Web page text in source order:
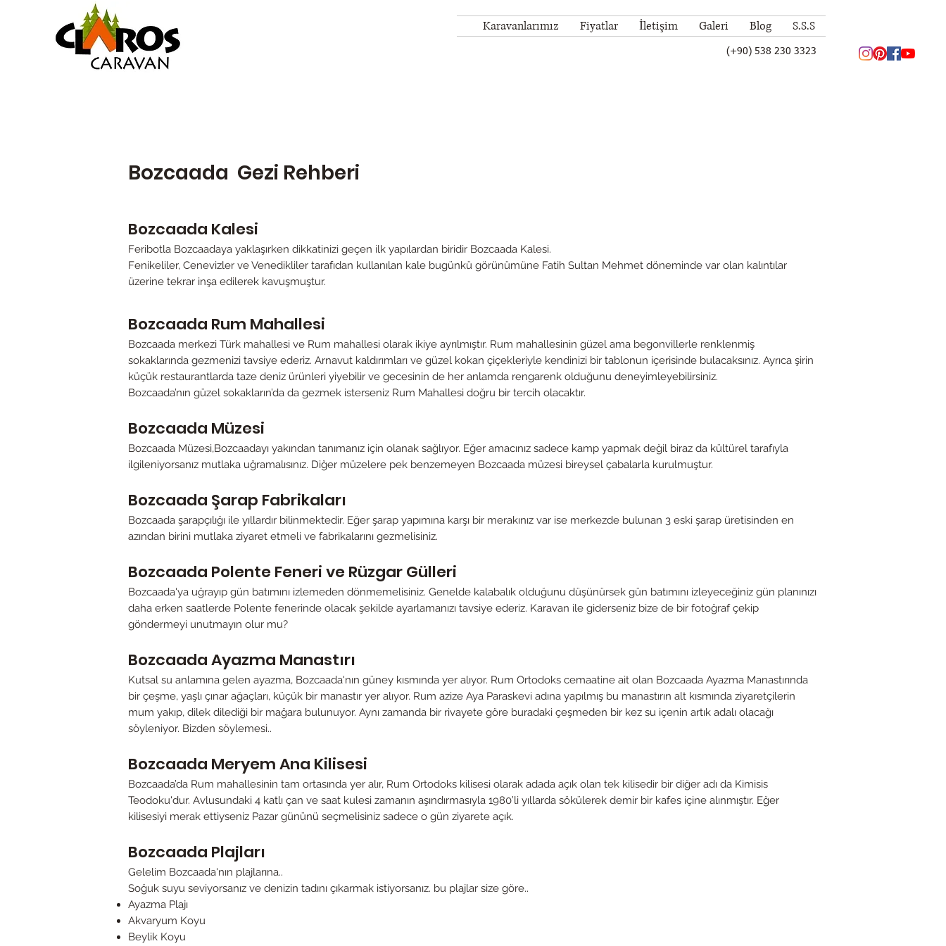
Karavanlarımız Fiyatlar İletişim Galeri Blog S.S.S
(+90) 538 230 3323
Bozcaada Gezi Rehberi
Bozcaada Kalesi
Feribotla Bozcaadaya yaklaşırken dikkatinizi geçen ilk yapılardan biridir Bozcaada Kalesi.
Fenikeliler, Cenevizler ve Venedikliler tarafıdan kullanılan kale bugünkü görünümüne Fatih Sultan Mehmet döneminde var olan kalıntılar
üzerine tekrar inşa edilerek kavuşmuştur.
Bozcaada Rum Mahallesi
Bozcaada merkezi Türk mahallesi ve Rum mahallesi olarak ikiye ayrılmıştır. Rum mahallesinin güzel ama begonvillerle renklenmiş
sokaklarında gezmenizi tavsiye ederiz. Arnavut kaldırımları ve güzel kokan çiçekleriyle kendinizi bir tablonun içerisinde bulacaksınız. Ayrıca şirin
küçük restaurantlarda taze deniz ürünleri yiyebilir ve gecesinin de her anlamda rengarenk olduğunu deneyimleyebilirsiniz.
Bozcaada’nın güzel sokakların’da da gezmek isterseniz Rum Mahallesi doğru bir tercih olacaktır.
Bozcaada Müzesi
Bozcaada Müzesi,Bozcaadayı yakından tanımanız için olanak sağlıyor. Eğer amacınız sadece kamp yapmak değil biraz da kültürel tarafıyla
ilgileniyorsanız mutlaka uğramalısınız. Diğer müzelere pek benzemeyen Bozcaada müzesi bireysel çabalarla kurulmuştur.
Bozcaada Şarap Fabrikaları
Bozcaada şarapçılığı ile yıllardır bilinmektedir. Eğer şarap yapımına karşı bir merakınız var ise merkezde bulunan 3 eski şarap üretisinden en
azından birini mutlaka ziyaret etmeli ve fabrikalarını gezmelisiniz.
Bozcaada Polente Feneri ve Rüzgar Gülleri
Bozcaada'ya uğrayıp gün batımını izlemeden dönmemelisiniz. Genelde kalabalık olduğunu düşünürsek gün batımını izleyeceğiniz gün planınızı
daha erken saatlerde Polente fenerinde olacak şekilde ayarlamanızı tavsiye ederiz. Karavan ile giderseniz bize de bir fotoğraf çekip
göndermeyi unutmayın olur mu?
Bozcaada Ayazma Manastırı
Kutsal su anlamına gelen ayazma, Bozcaada'nın güney kısmında yer alıyor. Rum Ortodoks cemaatine ait olan Bozcaada Ayazma Manastırında
bir çeşme, yaşlı çınar ağaçları, küçük bir manastır yer alıyor. Rum azize Aya Paraskevi adına yapılmış bu manastırın alt kısmında ziyaretçilerin
mum yakıp, dilek dilediği bir mağara bulunuyor. Aynı zamanda bir rivayete göre buradaki çeşmeden bir kez su içenin artık adalı olacağı
söyleniyor. Bizden söylemesi..
Bozcaada Meryem Ana Kilisesi
Bozcaada’da Rum mahallesinin tam ortasında yer alır, Rum Ortodoks kilisesi olarak adada açık olan tek kilisedir bir diğer adı da Kimisis
Teodoku'dur. Avlusundaki 4 katlı çan ve saat kulesi zamanın aşındırmasıyla 1980’li yıllarda sökülerek demir bir kafes içine alınmıştır. Eğer
kilisesiyi merak ettiyseniz Pazar gününü seçmelisiniz sadece o gün ziyarete açık.
Bozcaada Plajları
Gelelim Bozcaada'nın plajlarına..
Soğuk suyu seviyorsanız ve denizin tadını çıkarmak istiyorsanız. bu plajlar size göre..
Ayazma Plajı
Akvaryum Koyu
Beylik Koyu